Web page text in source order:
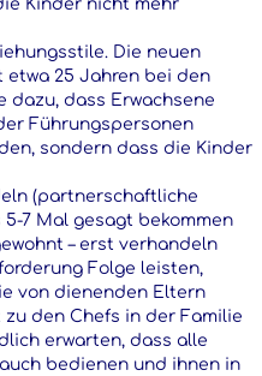
Kinder nicht mehr
Die neuen
etwa 25 Jahren bei den
dazu, dass Erwachsene
Führungspersonen
sondern dass die Kinder
(partnerschaftliche
7 Mal gesagt bekommen
– erst verhandeln
Folge leisten,
von dienenden Eltern
den Chefs in der Familie
erwarten, dass alle
bedienen und ihnen in